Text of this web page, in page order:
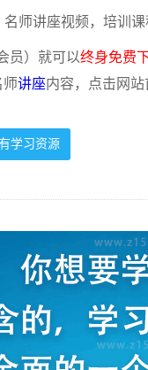
师讲座视频，培训
员）就可以终身免费
师讲座内容，点击网
学习资源